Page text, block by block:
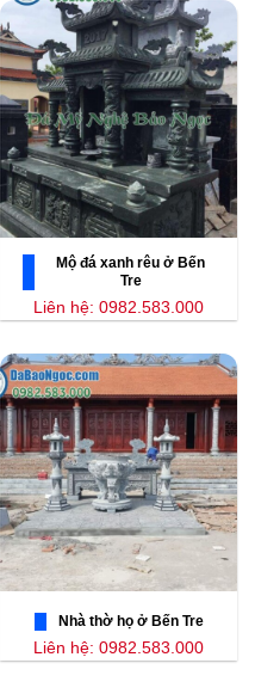
Mộ đá xanh rêu ở Bến
Tre
Liên hệ: 0982.583.000
Nhà thờ họ ở Bến Tre
Liên hệ: 0982.583.000